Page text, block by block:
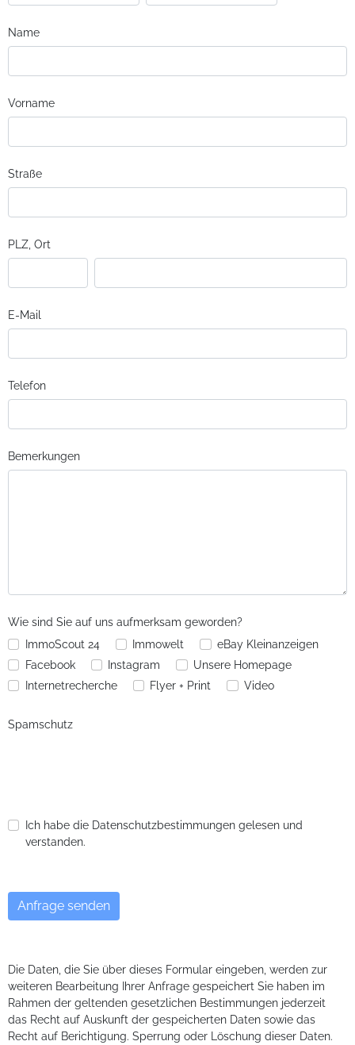
Name
Vorname
Straße
PLZ, Ort
E-Mail
Telefon
Bemerkungen
Wie sind Sie auf uns aufmerksam geworden?
ImmoScout 24
Immowelt
eBay Kleinanzeigen
Facebook
Instagram
Unsere Homepage
Internetrecherche
Flyer + Print Video
Spamschutz
Ich habe die Datenschutzbestimmungen gelesen und
verstanden.
Die Daten, die Sie über dieses Formular eingeben, werden zur
weiteren Bearbeitung Ihrer Anfrage gespeichert Sie haben im
Rahmen der geltenden gesetzlichen Bestimmungen jederzeit
das Recht auf Auskunft der gespeicherten Daten sowie das
Recht auf Berichtigung. Sperrung oder Löschung dieser Daten.